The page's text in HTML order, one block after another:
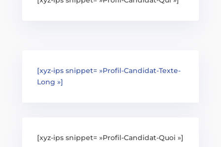
[xyz-ips snippet= »Profil-Candidat-Texte-
Long »]
[xyz-ips snippet= »Profil-Candidat-Quoi »]